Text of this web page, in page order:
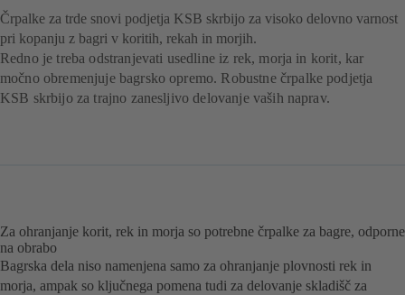
Črpalke za trde snovi podjetja KSB skrbijo za visoko delovno varnost
pri kopanju z bagri v koritih, rekah in morjih.
Redno je treba odstranjevati usedline iz rek, morja in korit, kar
močno obremenjuje bagrsko opremo. Robustne črpalke podjetja
KSB skrbijo za trajno zanesljivo delovanje vaših naprav.
Za ohranjanje korit, rek in morja so potrebne črpalke za bagre, odporne
na obrabo
Bagrska dela niso namenjena samo za ohranjanje plovnosti rek in
morja, ampak so ključnega pomena tudi za delovanje skladišč za